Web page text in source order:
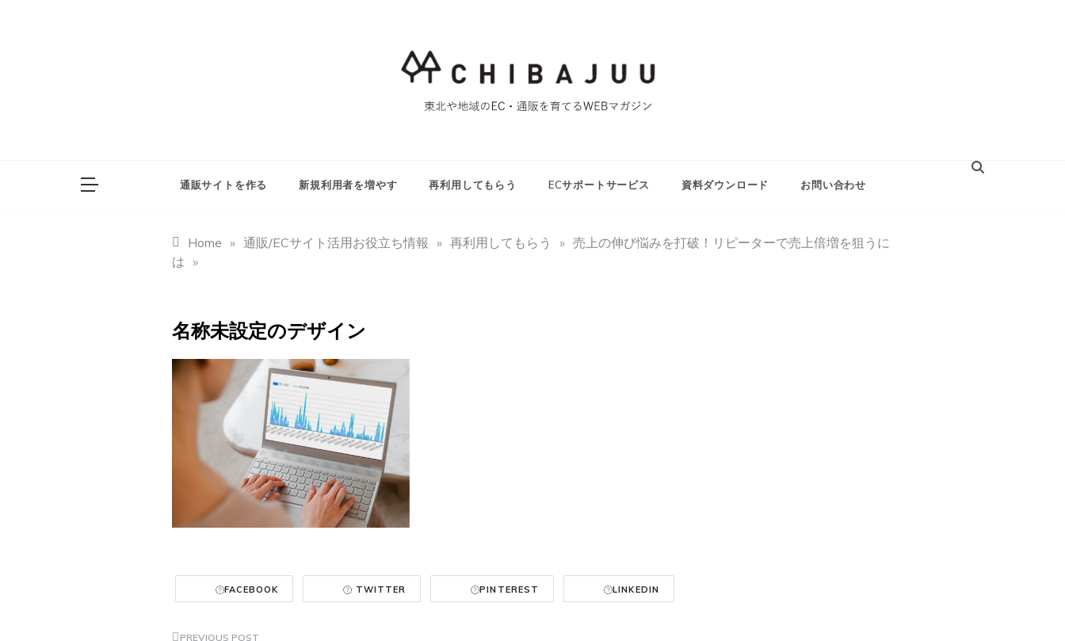
重ブログ
通販サイトを作る 新規利用者を増やす 再利用してもらう ECサポートサービス 資料ダウンロード お問い合わせ
Home » 通販/ECサイト活用お役立ち情報 » 再利用してもらう » 売上の伸び悩みを打破！リピーターで売上倍増を狙うに
は »
名称未設定のデザイン
FACEBOOK TWITTER PINTEREST LINKEDIN